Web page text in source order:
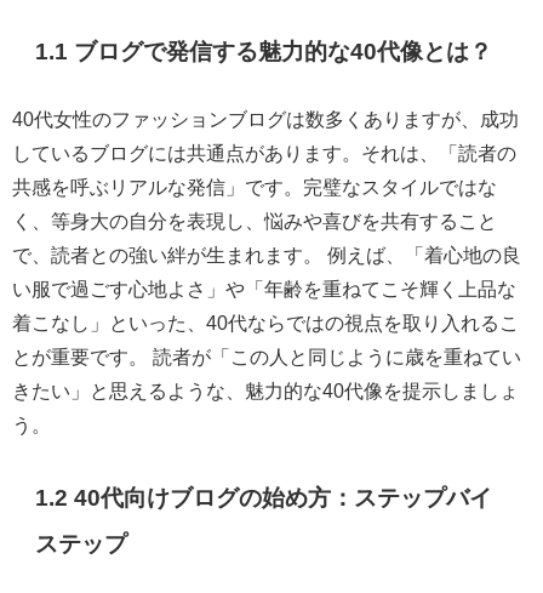
1.1 ブログで発信する魅力的な40代像とは？
40代女性のファッションブログは数多くありますが、成功
しているブログには共通点があります。それは、「読者の
共感を呼ぶリアルな発信」です。完璧なスタイルではな
く、等身大の自分を表現し、悩みや喜びを共有すること
で、読者との強い絆が生まれます。 例えば、「着心地の良
い服で過ごす心地よさ」や「年齢を重ねてこそ輝く上品な
着こなし」といった、40代ならではの視点を取り入れるこ
とが重要です。 読者が「この人と同じように歳を重ねてい
きたい」と思えるような、魅力的な40代像を提示しましょ
う。
1.2 40代向けブログの始め方：ステップバイ
ステップ